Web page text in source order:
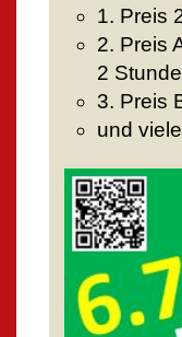
1. Preis
2. Preis
2
3. Preis
und